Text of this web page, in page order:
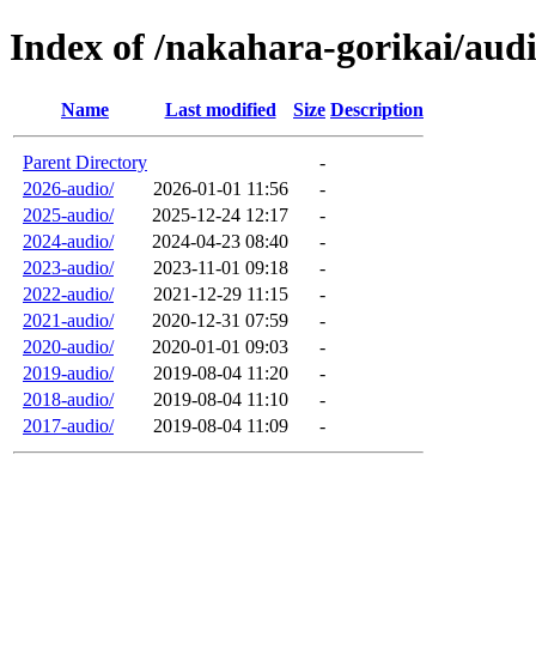
Index of /nakahara-gorikai/
Name Last modified Size Description
Parent Directory
-
2026-audio/
2026-01-01 11:56
-
2025-audio/
2025-12-24 12:17
-
2024-audio/
2024-04-23 08:40
-
2023-audio/
2023-11-01 09:18
-
2022-audio/
2021-12-29 11:15
-
2021-audio/
2020-12-31 07:59
-
2020-audio/
2020-01-01 09:03
-
2019-audio/
2019-08-04 11:20
-
2018-audio/
2019-08-04 11:10
-
2017-audio/
2019-08-04 11:09 -